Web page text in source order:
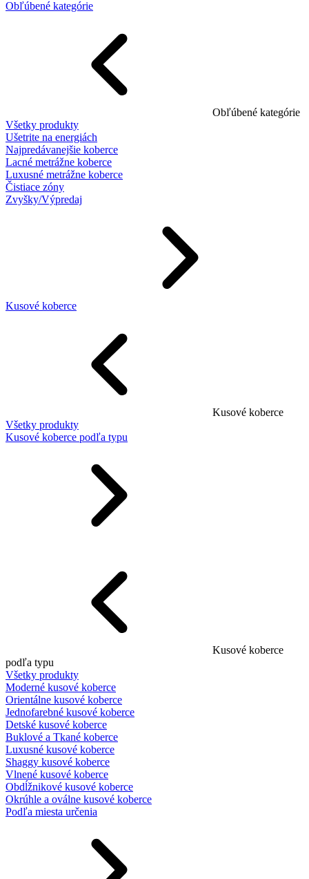
Obľúbené kategórie
Obľúbené kategórie
Všetky produkty
Ušetrite na energiách
Najpredávanejšie koberce
Lacné metrážne koberce
Luxusné metrážne koberce
Čistiace zóny
Zvyšky/Výpredaj
Kusové koberce
Kusové koberce
Všetky produkty
Kusové koberce podľa typu
Kusové koberce
podľa typu
Všetky produkty
Moderné kusové koberce
Orientálne kusové koberce
Jednofarebné kusové koberce
Detské kusové koberce
Buklové a Tkané koberce
Luxusné kusové koberce
Shaggy kusové koberce
Vlnené kusové koberce
Obdĺžnikové kusové koberce
Okrúhle a oválne kusové koberce
Podľa miesta určenia